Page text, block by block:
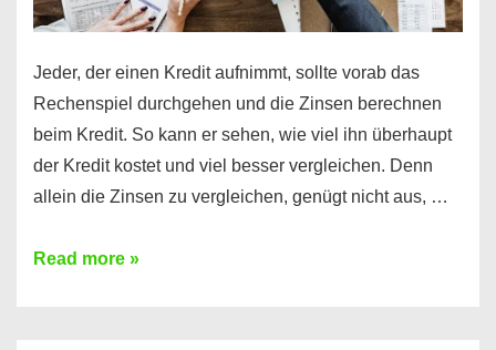
Jeder, der einen Kredit aufnimmt, sollte vorab das
Rechenspiel durchgehen und die Zinsen berechnen
beim Kredit. So kann er sehen, wie viel ihn überhaupt
der Kredit kostet und viel besser vergleichen. Denn
allein die Zinsen zu vergleichen, genügt nicht aus, …
Ganz
Read more »